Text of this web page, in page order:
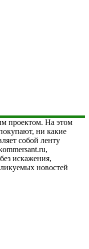
проектом. На этом
ни какие
собой ленту
искажения,
новостей